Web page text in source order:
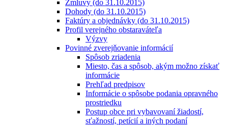
Zmluvy (do 31.10.2015)
Dohody (do 31.10.2015)
Faktúry a objednávky (do 31.10.2015)
Profil verejného obstaraváteľa
Výzvy
Povinné zverejňovanie informácií
Spôsob zriadenia
Miesto, čas a spôsob, akým možno získať
informácie
Prehľad predpisov
Informácie o spôsobe podania opravného
prostriedku
Postup obce pri vybavovaní žiadostí,
sťažností, petícií a iných podaní